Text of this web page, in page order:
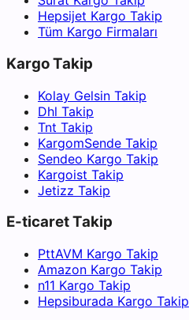
Hepsijet Kargo Takip
Tüm Kargo Firmaları
Kargo Takip
Kolay Gelsin Takip
Dhl Takip
Tnt Takip
KargomSende Takip
Sendeo Kargo Takip
Kargoist Takip
Jetizz Takip
E-ticaret Takip
PttAVM Kargo Takip
Amazon Kargo Takip
n11 Kargo Takip
Hepsiburada Kargo Takip